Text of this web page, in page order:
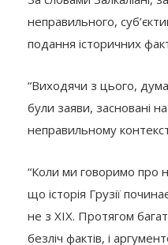
неправильного,
подання історичних
“Виходячи з цього,
були заяви, засновані
неправильному
“Коли ми говоримо про
що історія Грузії
не з XIX. Протягом
безліч фактів, і